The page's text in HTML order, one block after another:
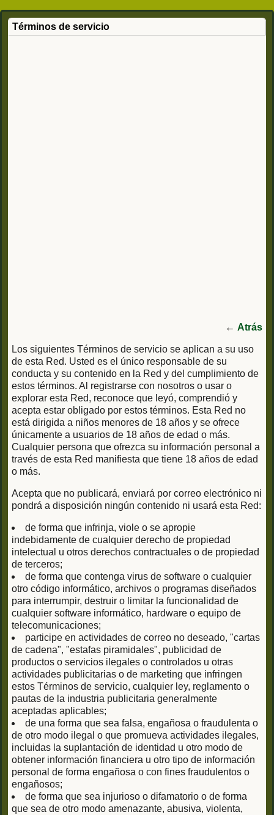
Términos de servicio
← Atrás
Los siguientes Términos de servicio se aplican a su uso
de esta Red. Usted es el único responsable de su
conducta y su contenido en la Red y del cumplimiento de
estos términos. Al registrarse con nosotros o usar o
explorar esta Red, reconoce que leyó, comprendió y
acepta estar obligado por estos términos. Esta Red no
está dirigida a niños menores de 18 años y se ofrece
únicamente a usuarios de 18 años de edad o más.
Cualquier persona que ofrezca su información personal a
través de esta Red manifiesta que tiene 18 años de edad
o más.
Acepta que no publicará, enviará por correo electrónico ni
pondrá a disposición ningún contenido ni usará esta Red:
de forma que infrinja, viole o se apropie
indebidamente de cualquier derecho de propiedad
intelectual u otros derechos contractuales o de propiedad
de terceros;
de forma que contenga virus de software o cualquier
otro código informático, archivos o programas diseñados
para interrumpir, destruir o limitar la funcionalidad de
cualquier software informático, hardware o equipo de
telecomunicaciones;
participe en actividades de correo no deseado, "cartas
de cadena", "estafas piramidales", publicidad de
productos o servicios ilegales o controlados u otras
actividades publicitarias o de marketing que infringen
estos Términos de servicio, cualquier ley, reglamento o
pautas de la industria publicitaria generalmente
aceptadas aplicables;
de una forma que sea falsa, engañosa o fraudulenta o
de otro modo ilegal o que promueva actividades ilegales,
incluidas la suplantación de identidad u otro modo de
obtener información financiera u otro tipo de información
personal de forma engañosa o con fines fraudulentos o
engañosos;
de forma que sea injurioso o difamatorio o de forma
que sea de otro modo amenazante, abusiva, violenta,